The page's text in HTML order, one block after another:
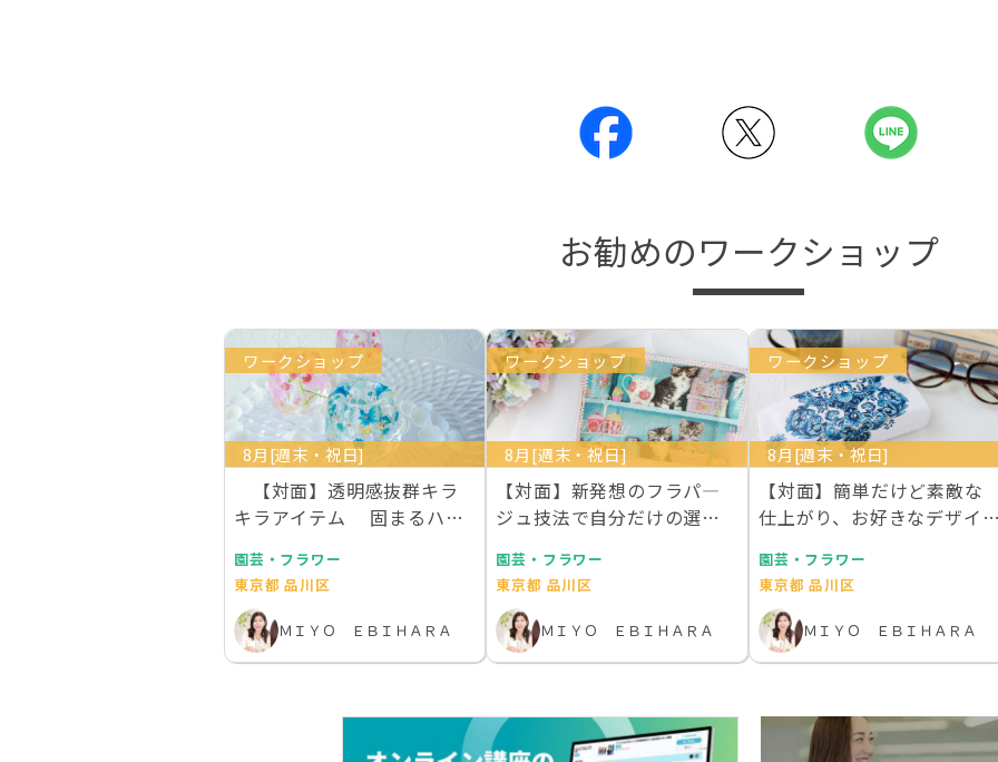
お勧めのワークショップ
ワークショップ
8月[週末・祝日]
【対面】透明感抜群キラ
キラアイテム 固まるハー
園芸・フラワー
東京都 品川区
ＭＩＹＯ ＥＢＩＨＡＲＡ
ワークショップ
8月[週末・祝日]
【対面】新発想のフラパ―
ジュ技法で自分だけの選ん
園芸・フラワー
東京都 品川区
ＭＩＹＯ ＥＢＩＨＡＲＡ
ワークショップ
8月[週末・祝日]
【対面】簡単だけど素敵な
仕上がり、お好きなデザイ
園芸・フラワー
東京都 品川区
ＭＩＹＯ ＥＢＩＨＡＲＡ